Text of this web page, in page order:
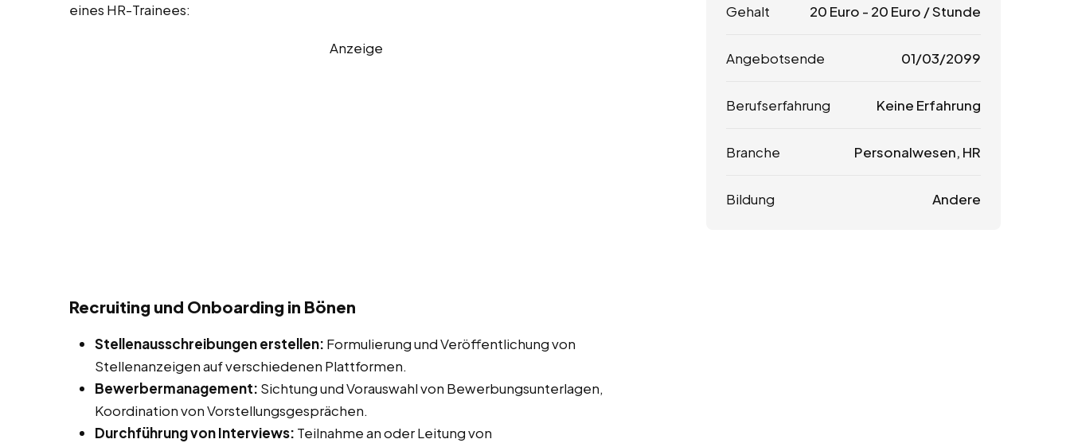
eines HR-Trainees:
Anzeige
Recruiting und Onboarding in Bönen
Stellenausschreibungen erstellen: Formulierung und Veröffentlichung von
Stellenanzeigen auf verschiedenen Plattformen.
Bewerbermanagement: Sichtung und Vorauswahl von Bewerbungsunterlagen,
Koordination von Vorstellungsgesprächen.
Durchführung von Interviews: Teilnahme an oder Leitung von
Gehalt 20 Euro - 20 Euro / Stunde
Angebotsende 01/03/2099
Berufserfahrung Keine Erfahrung
Branche Personalwesen, HR
Bildung Andere